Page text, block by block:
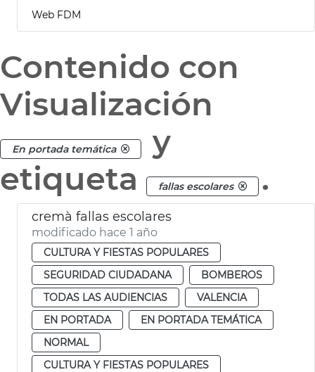
Web FDM
Contenido con
Visualización
En portada temática
y
etiqueta
fallas escolares .
cremà fallas escolares
modificado hace 1 año
CULTURA Y FIESTAS POPULARES
SEGURIDAD CIUDADANA
BOMBEROS
TODAS LAS AUDIENCIAS
VALENCIA
EN PORTADA
EN PORTADA TEMÁTICA
NORMAL
CULTURA Y FIESTAS POPULARES